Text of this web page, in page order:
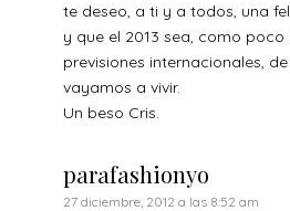
te deseo, a ti y a todos, una
y que el 2013 sea, como
previsiones internacionales,
vayamos a vivir.
Un beso Cris.
parafashionyo
27 diciembre, 2012 a las 8:52 am